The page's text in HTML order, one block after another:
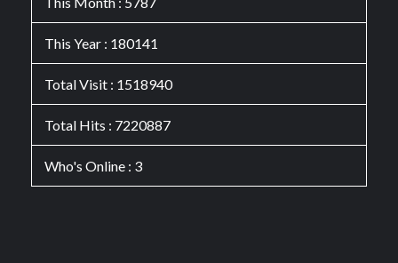
This Year : 180141
Total Visit : 1518940
Total Hits : 7220887
Who's Online : 3